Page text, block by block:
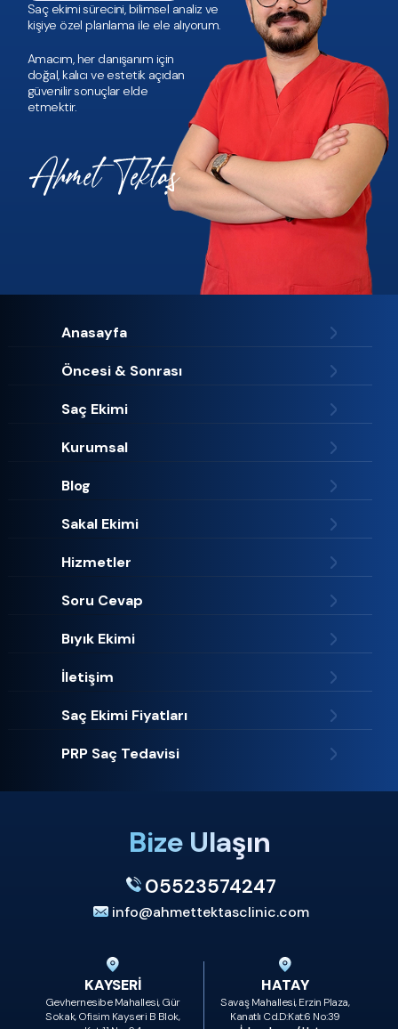
Bize Ulaşın
05523574247
info@ahmettektasclinic.com
KAYSERİ
Gevhernesibe Mahallesi, Gür
Sokak, Ofisim Kayseri B Blok,
HATAY
Savaş Mahallesi, Erzin Plaza,
Kanatlı Cd.D:Kat:6 No:39
Anasayfa
Öncesi & Sonrası
Saç Ekimi
Kurumsal
Blog
Sakal Ekimi
Hizmetler
Soru Cevap
Bıyık Ekimi
İletişim
Saç Ekimi Fiyatları
PRP Saç Tedavisi
Saç ekimi sürecini, bilimsel analiz ve
kişiye özel planlama ile ele alıyorum.
Amacım, her danışanım için
doğal, kalıcı ve estetik açıdan
güvenilir sonuçlar elde
etmektir.